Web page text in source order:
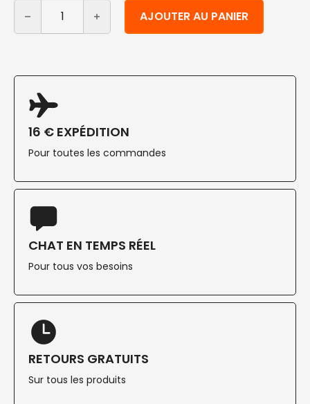
quantité de Couvercles rectangulaires transparents
AJOUTER AU PANIER
Alternative:
16 € EXPÉDITION
Pour toutes les commandes
CHAT EN TEMPS RÉEL
Pour tous vos besoins
RETOURS GRATUITS
Sur tous les produits